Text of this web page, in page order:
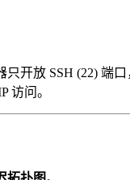
只开放 SSH (22) 端
访问。